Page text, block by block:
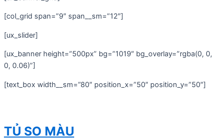
[col_grid span=”9″ span__sm=”12″]
[ux_slider]
[ux_banner height=”500px” bg=”1019″ bg_overlay=”rgba(0, 0,
0, 0.06)”]
[text_box width__sm=”80″ position_x=”50″ position_y=”50″]
TỦ SO MÀU